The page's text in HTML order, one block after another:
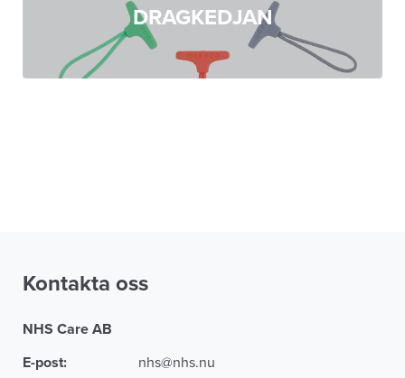
DRAGKEDJAN
Kontakta oss
NHS Care AB
E-post:
nhs@nhs.nu